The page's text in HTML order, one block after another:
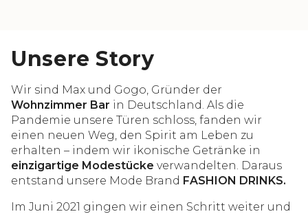
Unsere Story
Wir sind Max und Gogo, Gründer der
Wohnzimmer Bar in Deutschland. Als die
Pandemie unsere Türen schloss, fanden wir
einen neuen Weg, den Spirit am Leben zu
erhalten – indem wir ikonische Getränke in
einzigartige Modestücke verwandelten. Daraus
entstand unsere Mode Brand FASHION DRINKS.
Im Juni 2021 gingen wir einen Schritt weiter und